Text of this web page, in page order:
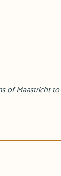
of Maastricht to